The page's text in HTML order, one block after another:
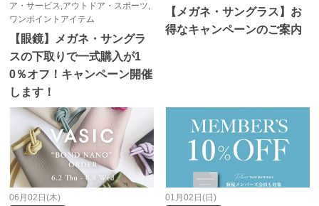
ア・サービス,アウトドア・スポーツ,
ワンポイントアイテム
【眼鏡】メガネ・サングラ
スの下取りで一式購入が1
0％オフ！キャンペーン開催
します！
【メガネ・サングラス】お
得なキャンペーンのご案内
06月02日(木) 01月02日(日)